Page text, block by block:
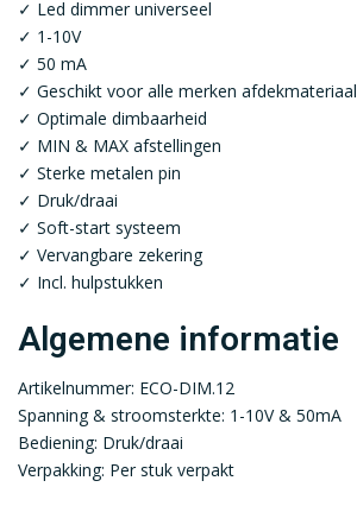
✓ Led dimmer universeel
✓ 1-10V
✓ 50 mA
✓ Geschikt voor alle merken afdekmateriaal
✓ Optimale dimbaarheid
✓ MIN & MAX afstellingen
✓ Sterke metalen pin
✓ Druk/draai
✓ Soft-start systeem
✓ Vervangbare zekering
✓ Incl. hulpstukken
Algemene informatie
Artikelnummer: ECO-DIM.12
Spanning & stroomsterkte: 1-10V & 50mA
Bediening: Druk/draai
Verpakking: Per stuk verpakt